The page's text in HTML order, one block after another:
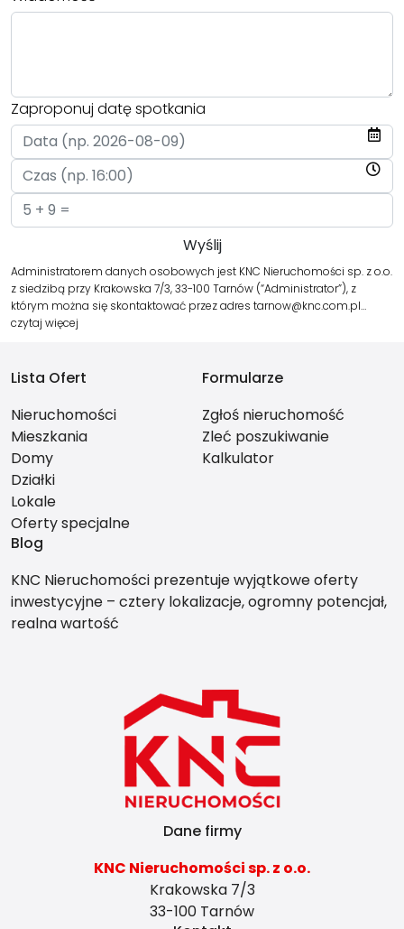
Zaproponuj datę spotkania
Administratorem danych osobowych jest KNC Nieruchomości sp. z o.o.
z siedzibą przy Krakowska 7/3, 33-100 Tarnów (“Administrator”), z
którym można się skontaktować przez adres tarnow@knc.com.pl…
czytaj więcej
Lista Ofert
Nieruchomości
Mieszkania
Domy
Działki
Lokale
Oferty specjalne
Formularze
Zgłoś nieruchomość
Zleć poszukiwanie
Kalkulator
Blog
KNC Nieruchomości prezentuje wyjątkowe oferty
inwestycyjne – cztery lokalizacje, ogromny potencjał,
realna wartość
Dane firmy
KNC Nieruchomości sp. z o.o.
Krakowska 7/3
33-100 Tarnów